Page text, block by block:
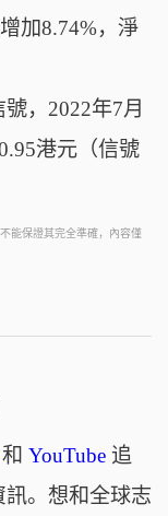
加8.74%，淨
，2022年7月
港元（信號
能保證其完全準確，內容僅
YouTube追
。想和全球志